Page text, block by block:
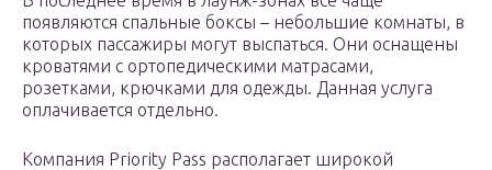
появляются спальные боксы – небольшие комнаты, в
которых пассажиры могут выспаться. Они оснащены
кроватями с ортопедическими матрасами,
розетками, крючками для одежды. Данная услуга
оплачивается отдельно.
Компания Priority Pass располагает широкой